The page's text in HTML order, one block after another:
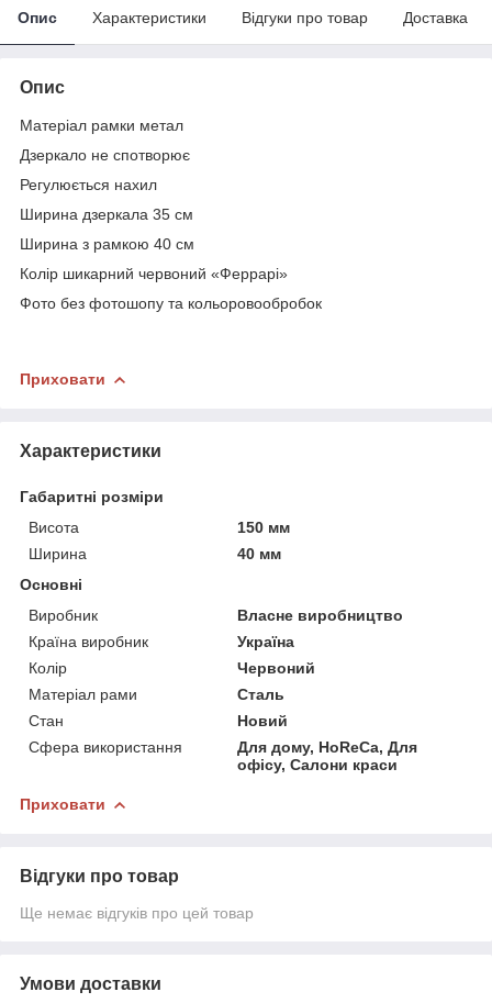
Опис Характеристики Відгуки про товар Доставка
Опис
Матеріал рамки метал
Дзеркало не спотворює
Регулюється нахил
Ширина дзеркала 35 см
Ширина з рамкою 40 см
Колір шикарний червоний «Феррарі»
Фото без фотошопу та кольоровообробок
Приховати
Характеристики
Габаритні розміри
Висота
150 мм
Ширина
40 мм
Основні
Виробник
Власне виробництво
Країна виробник
Україна
Колір
Червоний
Матеріал рами
Сталь
Стан
Новий
Сфера використання
Для дому, HoReCa, Для
офісу, Салони краси
Приховати
Відгуки про товар
Ще немає відгуків про цей товар
Умови доставки